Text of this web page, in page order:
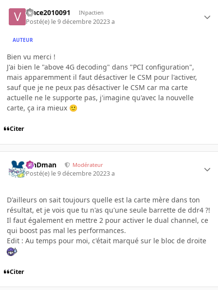
vince2010091 INpactien
Posté(e) le 9 décembre 20223 a
AUTEUR
Bien vu merci !
J'ai bien le "above 4G decoding" dans "PCI configuration",
mais apparemment il faut désactiver le CSM pour l'activer,
sauf que je ne peux pas désactiver le CSM car ma carte
actuelle ne le supporte pas, j'imagine qu'avec la nouvelle
carte, ça ira mieux 🙂
Citer
RinDman Modérateur
Posté(e) le 9 décembre 20223 a
D'ailleurs on sait toujours quelle est la carte mère dans ton
résultat, et je vois que tu n'as qu'une seule barrette de ddr4 ?!
Il faut également en mettre 2 pour activer le dual channel, ce
qui boost pas mal les performances.
Edit : Au temps pour moi, c'était marqué sur le bloc de droite
Citer